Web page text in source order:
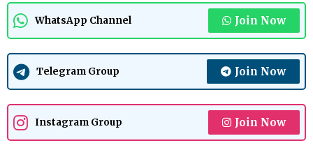
WhatsApp Channel Join Now
Telegram Group Join Now
Instagram Group Join Now